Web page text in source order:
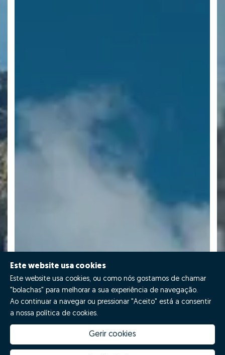
Este website usa cookies
Este website usa cookies, ou como nós gostamos de chamar
"bolachas" para melhorar a sua experiência de navegação.
Ao continuar a navegar ou pressionar "Aceito" está a consentir
a nossa política de cookies.
Gerir cookies